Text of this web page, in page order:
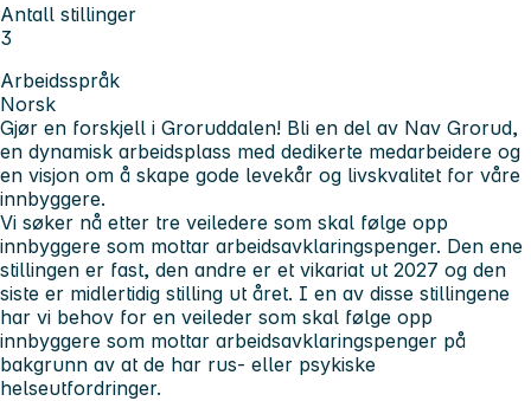
Antall stillinger
3
Arbeidsspråk
Norsk
Gjør en forskjell i Groruddalen! Bli en del av Nav Grorud,
en dynamisk arbeidsplass med dedikerte medarbeidere og
en visjon om å skape gode levekår og livskvalitet for våre
innbyggere.
Vi søker nå etter tre veiledere som skal følge opp
innbyggere som mottar arbeidsavklaringspenger. Den ene
stillingen er fast, den andre er et vikariat ut 2027 og den
siste er midlertidig stilling ut året. I en av disse stillingene
har vi behov for en veileder som skal følge opp
innbyggere som mottar arbeidsavklaringspenger på
bakgrunn av at de har rus- eller psykiske
helseutfordringer.